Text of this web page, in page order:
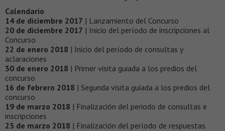
Calendario
14 de diciembre 2017 | Lanzamiento del Concurso
20 de diciembre 2017 | Inicio del período de inscripciones al
Concurso
22 de enero 2018 | Inicio del período de consultas y
aclaraciones
30 de enero 2018 | Primer visita guiada a los predios del
concurso
16 de febrero 2018 | Segunda visita guiada a los predios del
concurso
19 de marzo 2018 | Finalización del periodo de consultas e
inscripciones
23 de marzo 2018 | Finalización del período de respuestas